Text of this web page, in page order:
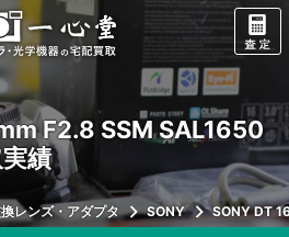
F2.8 SSM SAL1650
績
レンズ・アダプタ SONY SONY DT